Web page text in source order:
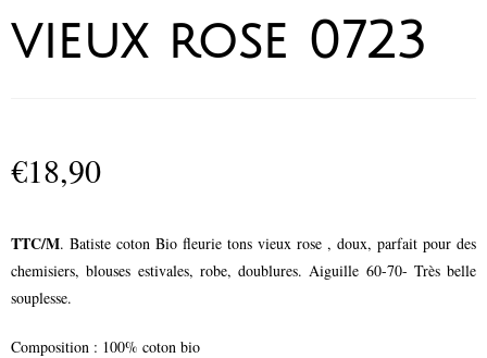
vieux rose 0723
€18,90
TTC/M. Batiste coton Bio fleurie tons vieux rose , doux, parfait pour des
chemisiers, blouses estivales, robe, doublures. Aiguille 60-70- Très belle
souplesse.
Composition : 100% coton bio